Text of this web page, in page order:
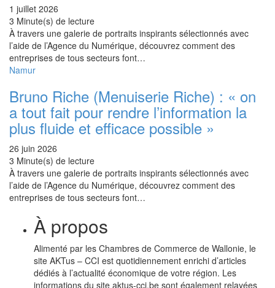
1 juillet 2026
3 Minute(s) de lecture
À travers une galerie de portraits inspirants sélectionnés avec
l’aide de l’Agence du Numérique, découvrez comment des
entreprises de tous secteurs font…
Namur
Bruno Riche (Menuiserie Riche) : « on
a tout fait pour rendre l’information la
plus fluide et efficace possible »
26 juin 2026
3 Minute(s) de lecture
À travers une galerie de portraits inspirants sélectionnés avec
l’aide de l’Agence du Numérique, découvrez comment des
entreprises de tous secteurs font…
À propos
Alimenté par les Chambres de Commerce de Wallonie, le
site AKTus – CCI est quotidiennement enrichi d’articles
dédiés à l’actualité économique de votre région. Les
informations du site aktus-cci.be sont également relayées